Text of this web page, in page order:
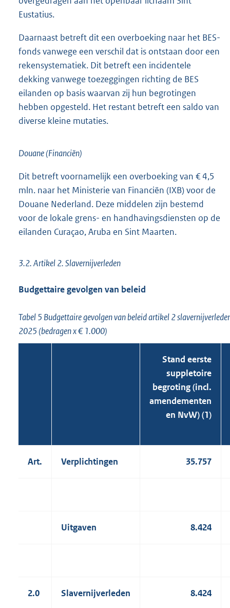
Eustatius.
Daarnaast betreft dit een overboeking naar het BES-
fonds vanwege een verschil dat is ontstaan door een
rekensystematiek. Dit betreft een incidentele
dekking vanwege toezeggingen richting de BES
eilanden op basis waarvan zij hun begrotingen
hebben opgesteld. Het restant betreft een saldo van
diverse kleine mutaties.
Douane (Financiën)
Dit betreft voornamelijk een overboeking van € 4,5
mln. naar het Ministerie van Financiën (IXB) voor de
Douane Nederland. Deze middelen zijn bestemd
voor de lokale grens- en handhavingsdiensten op de
eilanden Curaçao, Aruba en Sint Maarten.
3.2. Artikel 2. Slavernijverleden
Budgettaire gevolgen van beleid
Tabel 5 Budgettaire gevolgen van beleid artikel 2
2025 (bedragen x € 1.000)
Stand eerste
suppletoire
begroting (incl.
amendementen
en NvW) (1)
Art. Verplichtingen 35.757
Uitgaven 8.424
2.0 Slavernijverleden 8.424